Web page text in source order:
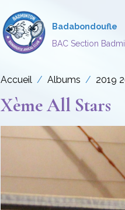
Badabondoufle
BAC Section
Accueil Albums 2019
Xème All Stars